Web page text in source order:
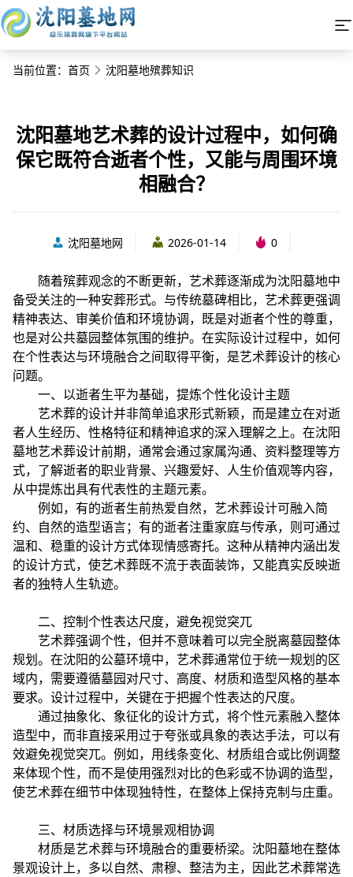
当前位置： 首页 沈阳墓地殡葬知识
沈阳墓地艺术葬的设计过程中，如何确
保它既符合逝者个性，又能与周围环境
相融合？
沈阳墓地网 2026-01-14 0
随着殡葬观念的不断更新，艺术葬逐渐成为沈阳墓地中
备受关注的一种安葬形式。与传统墓碑相比，艺术葬更强调
精神表达、审美价值和环境协调，既是对逝者个性的尊重，
也是对公共墓园整体氛围的维护。在实际设计过程中，如何
在个性表达与环境融合之间取得平衡，是艺术葬设计的核心
问题。
一、以逝者生平为基础，提炼个性化设计主题
艺术葬的设计并非简单追求形式新颖，而是建立在对逝
者人生经历、性格特征和精神追求的深入理解之上。在沈阳
墓地艺术葬设计前期，通常会通过家属沟通、资料整理等方
式，了解逝者的职业背景、兴趣爱好、人生价值观等内容，
从中提炼出具有代表性的主题元素。
例如，有的逝者生前热爱自然，艺术葬设计可融入简
约、自然的造型语言；有的逝者注重家庭与传承，则可通过
温和、稳重的设计方式体现情感寄托。这种从精神内涵出发
的设计方式，使艺术葬既不流于表面装饰，又能真实反映逝
者的独特人生轨迹。
二、控制个性表达尺度，避免视觉突兀
艺术葬强调个性，但并不意味着可以完全脱离墓园整体
规划。在沈阳的公墓环境中，艺术葬通常位于统一规划的区
域内，需要遵循墓园对尺寸、高度、材质和造型风格的基本
要求。设计过程中，关键在于把握个性表达的尺度。
通过抽象化、象征化的设计方式，将个性元素融入整体
造型中，而非直接采用过于夸张或具象的表达手法，可以有
效避免视觉突兀。例如，用线条变化、材质组合或比例调整
来体现个性，而不是使用强烈对比的色彩或不协调的造型，
使艺术葬在细节中体现独特性，在整体上保持克制与庄重。
三、材质选择与环境景观相协调
材质是艺术葬与环境融合的重要桥梁。沈阳墓地在整体
景观设计上，多以自然、肃穆、整洁为主，因此艺术葬常选